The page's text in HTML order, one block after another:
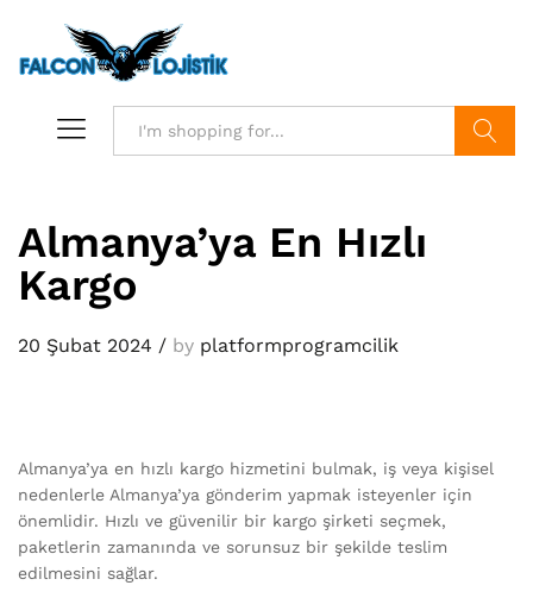
Almanya’ya En Hızlı
Kargo
20 Şubat 2024 / by platformprogramcilik
Almanya’ya en hızlı kargo hizmetini bulmak, iş veya kişisel
nedenlerle Almanya’ya gönderim yapmak isteyenler için
önemlidir. Hızlı ve güvenilir bir kargo şirketi seçmek,
paketlerin zamanında ve sorunsuz bir şekilde teslim
edilmesini sağlar.